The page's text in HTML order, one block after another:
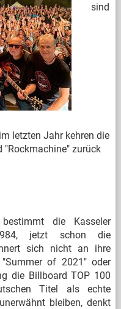
sind
letzten Jahr kehren die
"Rockmachine" zurück
die Kasseler
1984, jetzt schon die
sich nicht an ihre
"Summer of 2021" oder
die Billboard TOP 100
Titel als echte
bleiben, denkt